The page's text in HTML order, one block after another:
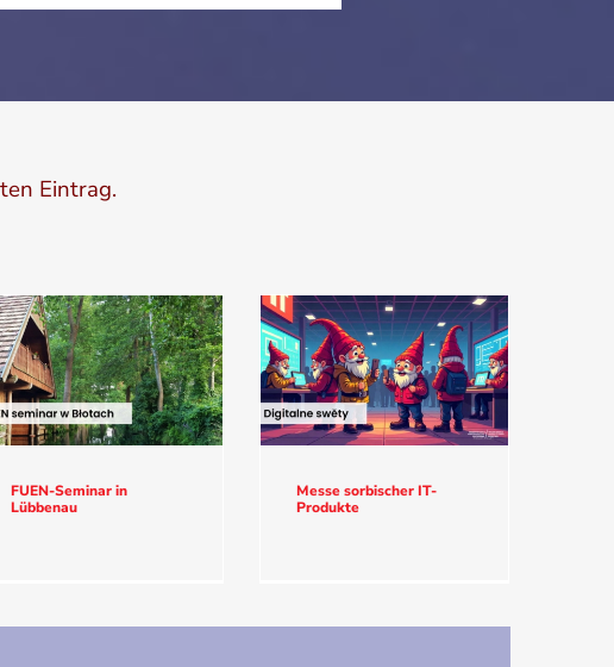
Eintrag.
FUEN-Seminar in
Lübbenau
Messe sorbischer IT-
Produkte